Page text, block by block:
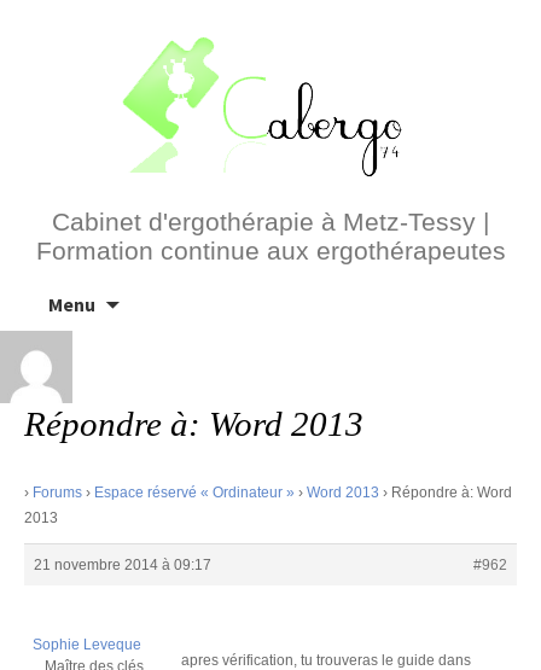
Cabinet d'ergothérapie à Metz-Tessy |
Formation continue aux ergothérapeutes
Menu
au
Répondre à: Word 2013
› Forums › Espace réservé « Ordinateur » › Word 2013 › Répondre à: Word
2013
21 novembre 2014 à 09:17 #962
Sophie Leveque
Maître des clés
apres vérification, tu trouveras le guide dans